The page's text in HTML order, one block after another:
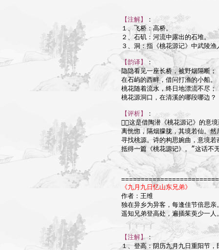
【注解】
：
１、飞桥：高桥。
２、石矶：河流中露出的石堆。
３、洞：指《桃花源记》中武陵
【韵译】
：
隐隐看见一座长桥，被野烟隔断；
在石屿的西畔，借问打渔的小船。
桃花随着流水，终日地漂流不尽；
桃花源洞口，在清溪的哪段哪边？
【评析】
：
这是借陶潜《桃花源记》的意
离恍惚，隔烟朦胧，其境若仙。
寻找桃源。诗的构思婉曲，意境
抵得一篇《桃花源记》。”这话不
《九月九日忆山东兄弟》
作者：王维
独在异乡为异客，每逢佳节倍思亲
遥知兄弟登高处，遍插茱萸少一人
【注解】 ：
１、登高：阴历九月九日重阳节